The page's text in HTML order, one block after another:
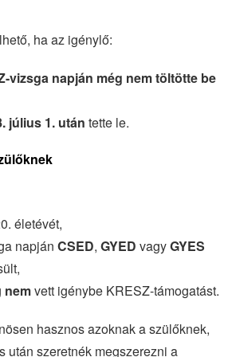
ha az igénylő:
vizsga napján még nem töltötte be
július 1. után tette le.
életévét,
napján CSED, GYED vagyGYES
nemvett igénybe KRESZ-támogatást.
hasznos azoknak a szülőknek,
után szeretnék megszerezni a